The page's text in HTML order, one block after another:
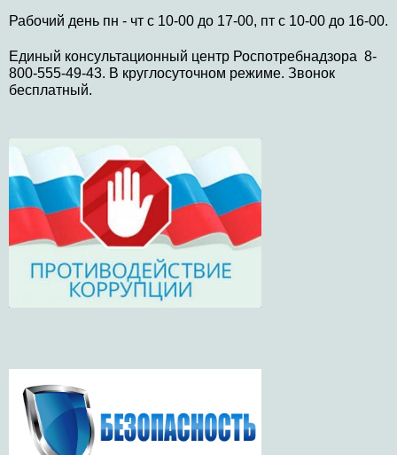
Рабочий день пн - чт с 10-00 до 17-00, пт с 10-00 до 16-00.
Единый консультационный центр Роспотребнадзора 8-
800-555-49-43. В круглосуточном режиме. Звонок
бесплатный.